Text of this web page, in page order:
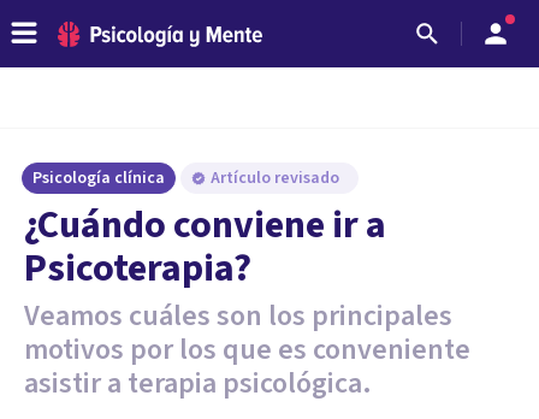
Psicología clínica Artículo revisado
¿Cuándo conviene ir a
Psicoterapia?
Veamos cuáles son los principales
motivos por los que es conveniente
asistir a terapia psicológica.